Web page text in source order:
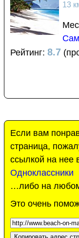
13
Рейтинг: 8.7
Если вам
страница,
ссылкой на нее
Одноклассники
…либо на
Это очень